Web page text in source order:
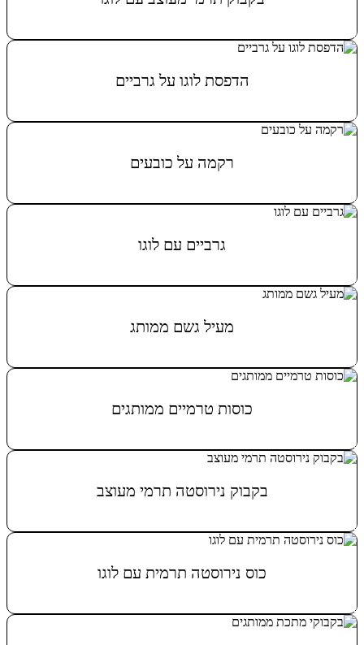
מידע נוסף
הדפסת לוגו על גרביים
מידע נוסף
רקמה על כובעים
מידע נוסף
גרביים עם לוגו
מידע נוסף
מעיל גשם ממותג
מידע נוסף
כוסות טרמיים ממותגים
מידע נוסף
בקבוק נירוסטה תרמי מעוצב
מידע נוסף
כוס נירוסטה תרמית עם לוגו
מידע נוסף